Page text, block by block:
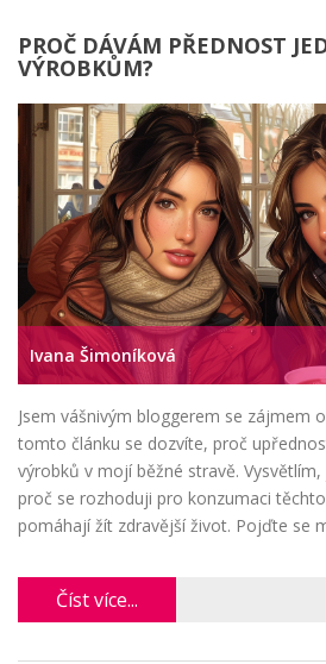
PROČ DÁVÁM PŘEDNOST
VÝROBKŮM?
Ivana Šimoníková
Jsem vášnivým bloggerem se zájmem
tomto článku se dozvíte, proč
výrobků v mojí běžné stravě.
proč se rozhoduji pro konzumaci
pomáhají žít zdravější život. Pojďte se
životě.
Číst více...